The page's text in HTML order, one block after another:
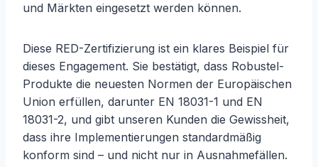
und Märkten eingesetzt werden können.
Diese RED-Zertifizierung ist ein klares Beispiel für
dieses Engagement. Sie bestätigt, dass Robustel-
Produkte die neuesten Normen der Europäischen
Union erfüllen, darunter EN 18031-1 und EN
18031-2, und gibt unseren Kunden die Gewissheit,
dass ihre Implementierungen standardmäßig
konform sind – und nicht nur in Ausnahmefällen.